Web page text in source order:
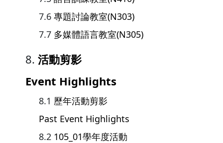
專題討論教室(N303)
多媒體語言教室(N305)
活動剪影
Event Highlights
歷年活動剪影
Past Event Highlights
105_01學年度活動